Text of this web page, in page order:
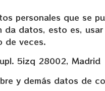
personales que se
da datos, esto es,
de veces.
5izq 28002, Madrid
y demás datos de